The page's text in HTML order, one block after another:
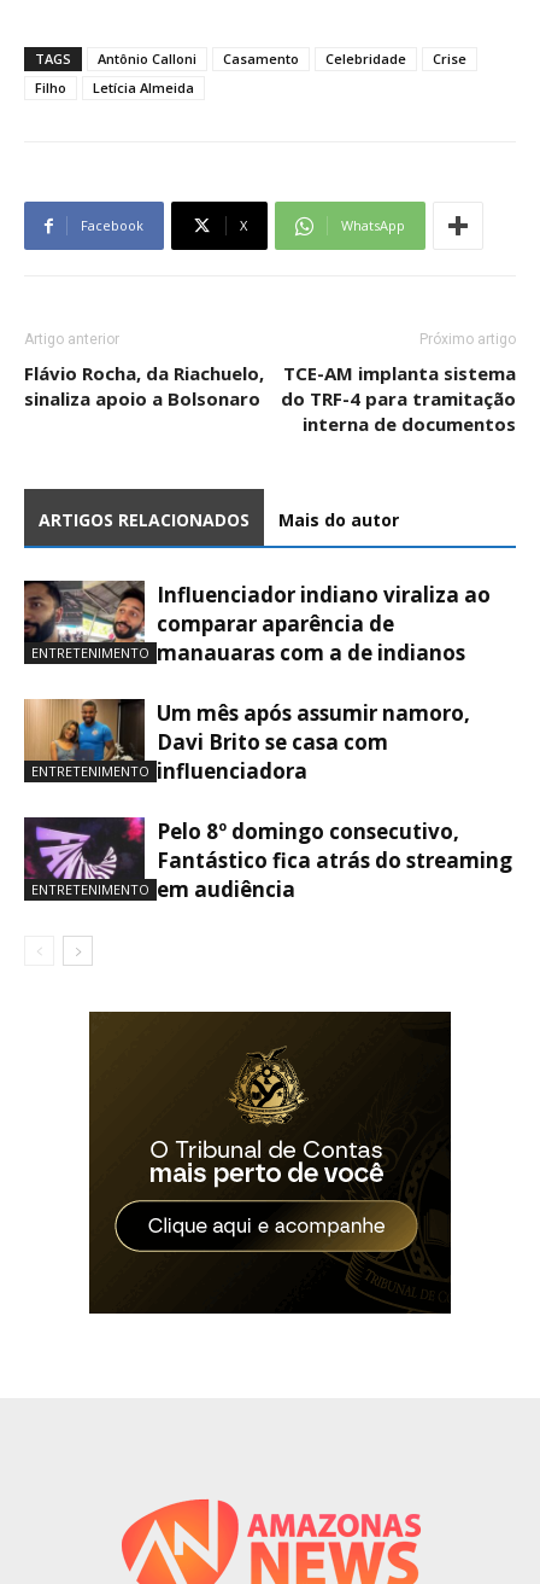
TAGS Antônio Calloni Casamento Celebridade
Crise
Filho
Letícia Almeida
Facebook X WhatsApp
Artigo anterior
Flávio Rocha, da Riachuelo,
sinaliza apoio a Bolsonaro
Próximo artigo
TCE-AM implanta sistema
do TRF-4 para tramitação
interna de documentos
ARTIGOS RELACIONADOS Mais do autor
ENTRETENIMENTO
Influenciador indiano viraliza ao
comparar aparência de
manauaras com a de indianos
ENTRETENIMENTO
Um mês após assumir namoro,
Davi Brito se casa com
influenciadora
ENTRETENIMENTO
Pelo 8º domingo consecutivo,
Fantástico fica atrás do streaming
em audiência